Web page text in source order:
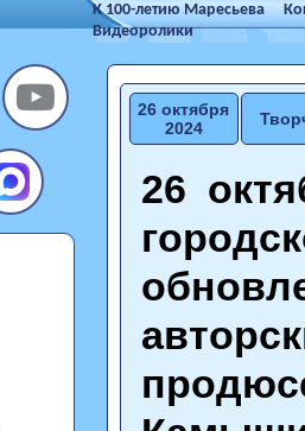
К 100-летию Маресьева
Видеоролики
26 октября
2024
26